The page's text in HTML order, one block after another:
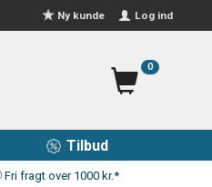
Log ind
Ny kunde
0
Tilbud
Fri fragt over 1000 kr.*